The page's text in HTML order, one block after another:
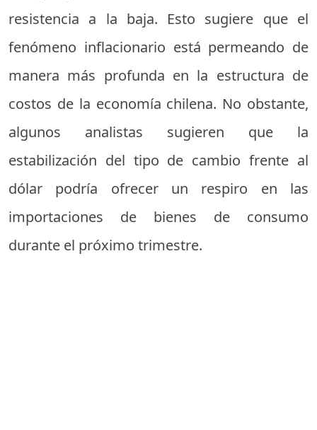
resistencia a la baja. Esto sugiere que el
fenómeno inflacionario está permeando de
manera más profunda en la estructura de
costos de la economía chilena. No obstante,
algunos analistas sugieren que la
estabilización del tipo de cambio frente al
dólar podría ofrecer un respiro en las
importaciones de bienes de consumo
durante el próximo trimestre.